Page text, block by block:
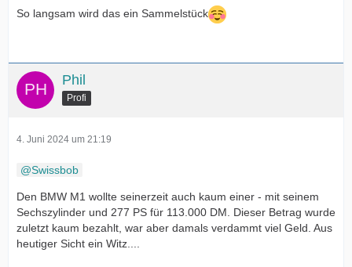
So langsam wird das ein Sammelstück
Phil
Profi
4. Juni 2024 um 21:19
Swissbob
Den BMW M1 wollte seinerzeit auch kaum einer - mit seinem
Sechszylinder und 277 PS für 113.000 DM. Dieser Betrag wurde
zuletzt kaum bezahlt, war aber damals verdammt viel Geld. Aus
heutiger Sicht ein Witz....